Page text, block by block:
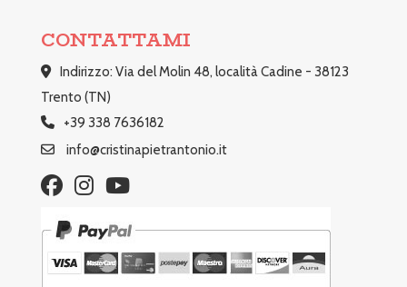
CONTATTAMI
Indirizzo: Via del Molin 48, località Cadine - 38123
Trento (TN)
+39 338 7636182
info@cristinapietrantonio.it